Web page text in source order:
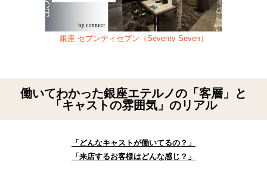
銀座 セブンティセブン（Seventy Seven）
働いてわかった銀座エテルノの「客層」と
「キャストの雰囲気」のリアル
「どんなキャストが働いてるの？」
「来店するお客様はどんな感じ？」